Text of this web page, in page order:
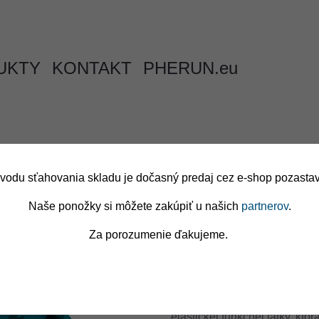
KONTAKT PHERUN.eu
Pherun
elastickej funkčnej látky,
sťahovania skladu je dočasný predaj cez e-shop
Naše ponožky si môžete zakúpiť u našich partnerov.
Za porozumenie ďakujeme.